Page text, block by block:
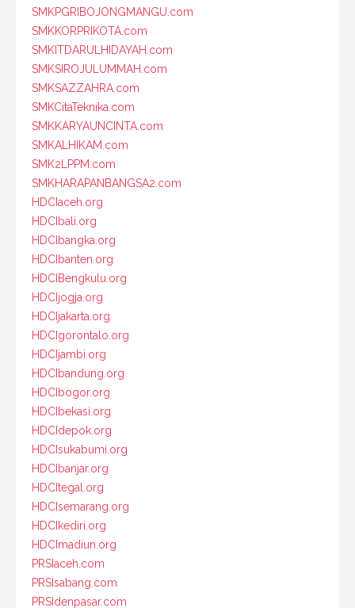
SMKPGRIBOJONGMANGU.com
SMKKORPRIKOTA.com
SMKITDARULHIDAYAH.com
SMKSIROJULUMMAH.com
SMKSAZZAHRA.com
SMKCitaTeknika.com
SMKKARYAUNCINTA.com
SMKALHIKAM.com
SMK2LPPM.com
SMKHARAPANBANGSA2.com
HDCIaceh.org
HDCIbali.org
HDCIbangka.org
HDCIbanten.org
HDCIBengkulu.org
HDCIjogja.org
HDCIjakarta.org
HDCIgorontalo.org
HDCIjambi.org
HDCIbandung.org
HDCIbogor.org
HDCIbekasi.org
HDCIdepok.org
HDCIsukabumi.org
HDCIbanjar.org
HDCItegal.org
HDCIsemarang.org
HDCIkediri.org
HDCImadiun.org
PRSIaceh.com
PRSIsabang.com
PRSIdenpasar.com